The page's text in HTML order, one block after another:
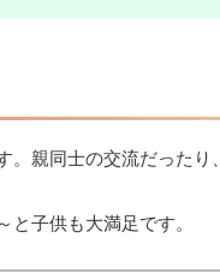
親同士の交流だったり、
子供も大満足です。